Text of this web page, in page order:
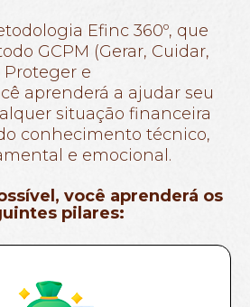
Efinc 360º, que
GCPM (Gerar, Cuidar,
Proteger e
aprenderá a ajudar seu
situação financeira
conhecimento técnico,
e emocional.
você aprenderá os
pilares: